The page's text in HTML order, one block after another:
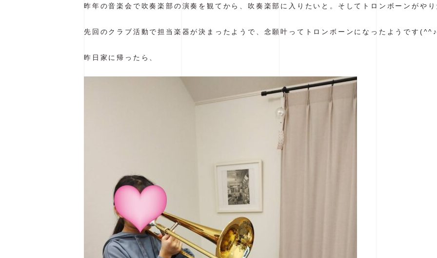
昨年の音楽会で吹奏楽部の演奏を観てから、吹奏楽部に入りたいと。そしてトロンボーンがや
先回のクラブ活動で担当楽器が決まったようで、念願叶ってトロンボーンになったようです
昨日家に帰ったら、